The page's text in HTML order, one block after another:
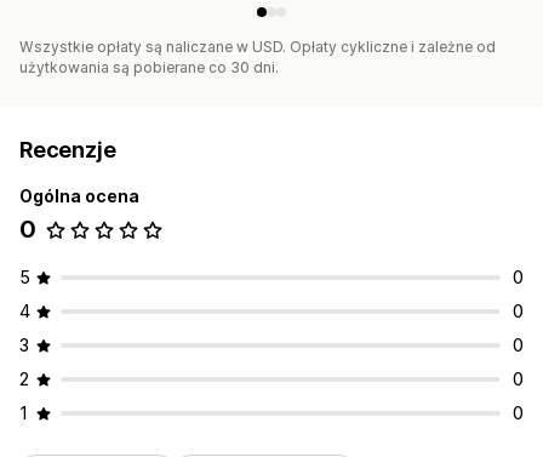
Wszystkie opłaty są naliczane w USD. Opłaty cykliczne i zależne od
użytkowania są pobierane co 30 dni.
Recenzje
Ogólna ocena
0
5
0
4
0
3
0
2
0
1
0